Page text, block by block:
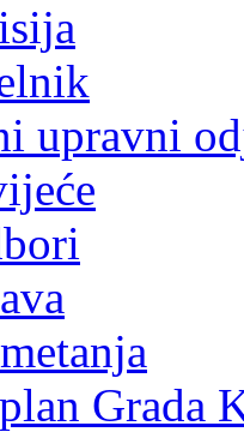
upravni
Grada